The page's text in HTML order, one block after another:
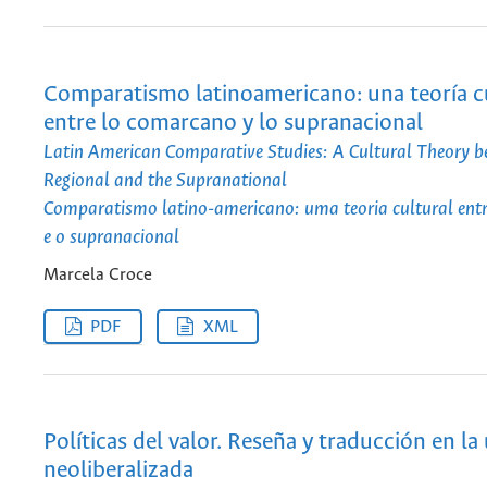
Comparatismo latinoamericano: una teoría
entre lo comarcano y lo supranacional
Latin American Comparative Studies: A Cultural Theory
Regional and the Supranational
Comparatismo latino-americano: uma teoria cultural
e o supranacional
Marcela Croce
PDF XML
Políticas del valor. Reseña y traducción en
neoliberalizada